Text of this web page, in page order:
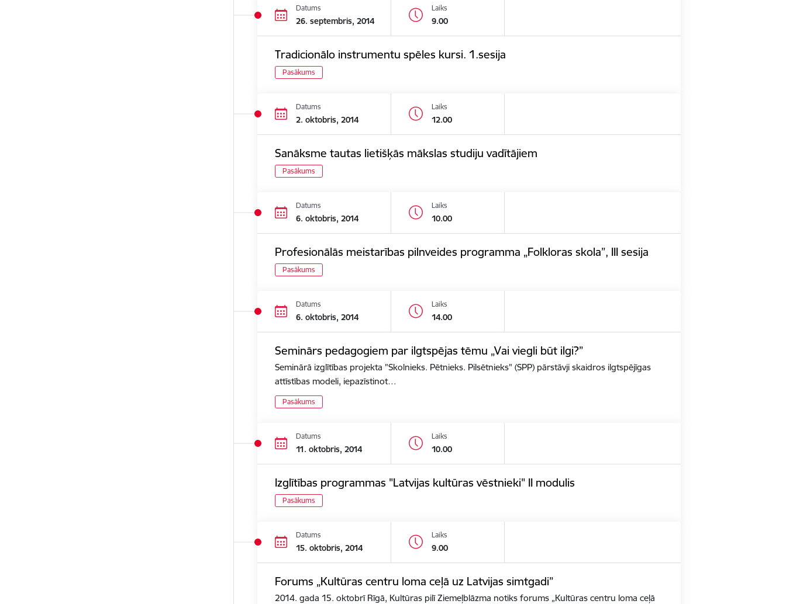
Datums
26. septembris, 2014
Laiks
9.00
Tradicionālo instrumentu spēles kursi. 1.sesija
Pasākums
Datums
2. oktobris, 2014
Laiks
12.00
Sanāksme tautas lietišķās mākslas studiju vadītājiem
Pasākums
Datums
6. oktobris, 2014
Laiks
10.00
Profesionālās meistarības pilnveides programma „Folkloras skola”, III sesija
Pasākums
Datums
6. oktobris, 2014
Laiks
14.00
Seminārs pedagogiem par ilgtspējas tēmu „Vai viegli būt ilgi?”
Seminārā izglītības projekta "Skolnieks. Pētnieks. Pilsētnieks" (SPP) pārstāvji skaidros ilgtspējīgas
attīstības modeli, iepazīstinot…
Pasākums
Datums
11. oktobris, 2014
Laiks
10.00
Izglītības programmas "Latvijas kultūras vēstnieki" II modulis
Pasākums
Datums
15. oktobris, 2014
Laiks
9.00
Forums „Kultūras centru loma ceļā uz Latvijas simtgadi”
2014. gada 15. oktobrī Rīgā, Kultūras pilī Ziemeļblāzma notiks forums „Kultūras centru loma ceļā